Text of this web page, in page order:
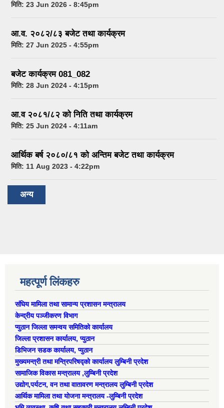
मिति: 23 Jun 2026 - 8:45pm
आ.व. २०८२/८३ बजेट तथा कार्यक्रम
मिति: 27 Jun 2025 - 4:55pm
बजेट कार्यक्रम 081_082
मिति: 28 Jun 2024 - 4:15pm
आ.व २०८१/८२ को निति तथा कार्यक्रम
मिति: 25 Jun 2024 - 4:11am
आर्थिक बर्ष २०८०/८१ को अन्तिम बजेट तथा कार्यक्रम
मिति: 11 Aug 2023 - 4:22pm
अन्य
महत्पूर्ण लिंकहरु
संघिय मामिला तथा सामान्य प्रशासन मन्त्रालय
केन्द्रीय पञ्जीकरण विभाग
प्युठान जिल्ला समन्वय समितिको कार्यालय
जिल्ला प्रशासन कार्यालय, प्युठान
डिभिजन सडक कार्यालय, प्युठान
मुख्यमन्त्री तथा मन्त्रिपरिषद्को कार्यालय लुम्बिनी प्रदेश
सामाजिक विकास मन्त्रालय ,लुम्बिनी प्रदेश
उद्याेग,पर्यटन, वन तथा वातावरण मन्त्रालय लुम्बिनी प्रदेश
आर्थिक मामिला तथा योजना मन्त्रालय -लुम्बिनी प्रदेश